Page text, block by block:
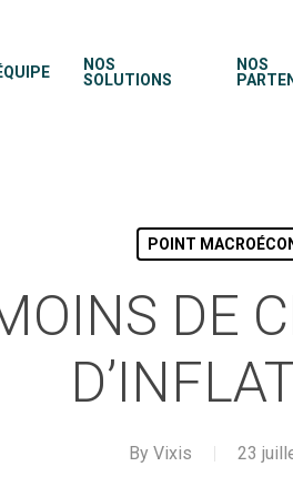
NOS
SOLUTIONS
NOS
POINT
DE
By Vixis 23